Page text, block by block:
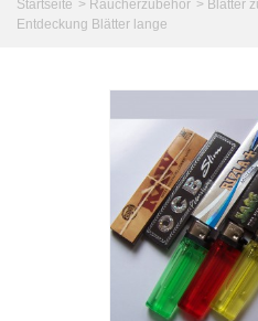
Startseite > Raucherzubehör > Blätter
Entdeckung Blätter lange